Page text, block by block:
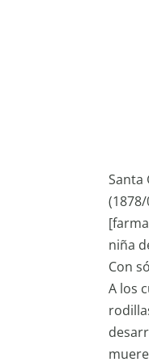
Santa
niña
Con
A los